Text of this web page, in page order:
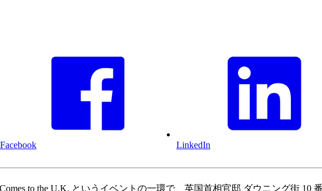
Facebook LinkedIn
to the U.K. というイベントの一環で、英国首相官邸 ダウニング街